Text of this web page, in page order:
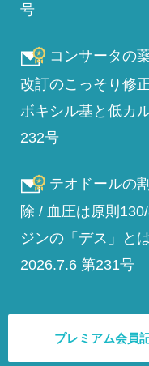
号
コンサータの
改訂のこっそり修
ボキシル基と低カ
232号
テオドールの
除 / 血圧は原則
ジンの「デス」と
2026.7.6 第231号
プレミアム会員